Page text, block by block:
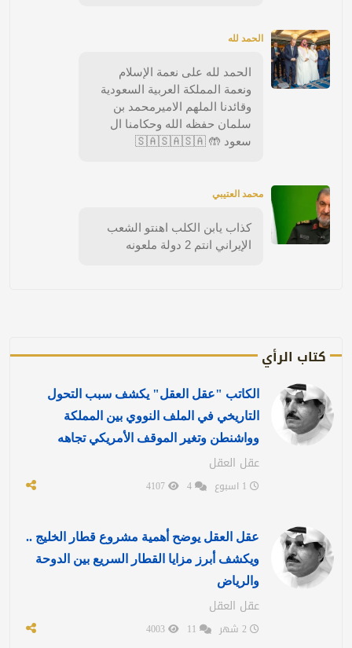
الحمد لله
الحمد لله على نعمة الإسلام
ونعمة المملكة العربية السعودية
وقائدنا الملهم الاميرمحمد بن
سلمان حفظه الله وحكامنا ال
سعود 🤲 🇸🇦🇸🇦🇸🇦
محمد العتيبي
كذاب يابن الكلب اهنتو الشعب
الإيراني انتم 2 دولة ملعونه
كتاب الرأي
الكاتب "عقل العقل" يكشف سبب التحول
التاريخي في الملف النووي بين المملكة
وواشنطن وتغير الموقف الأمريكي تجاهه
عقل العقل
عقل العقل يوضح أهمية مشروع قطار الخليج ..
ويكشف أبرز مزايا القطار السريع بين الدوحة
والرياض
عقل العقل